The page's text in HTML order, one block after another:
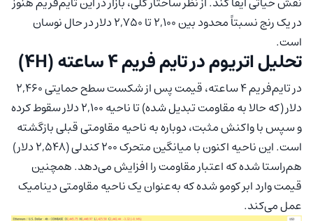
در یک رنج نسبتاً محدود بین ۲,۱۰۰ تا ۲,۷۵۰ دلار در حال نوسان
است.
تحلیل اتریوم در تایم فریم ۴ ساعته (4H)
در تایم‌فریم ۴ ساعته، قیمت پس از شکست سطح حمایتی ۲,۴۶۰
دلار (که حالا به مقاومت تبدیل شده) تا ناحیه ۲,۱۰۰ دلار سقوط کرده
و سپس با واکنش مثبت، دوباره به ناحیه مقاومتی قبلی بازگشته
است. این ناحیه اکنون با میانگین متحرک ۲۰۰ کندلی (۲,۵۴۸ دلار)
هم‌راستا شده که اعتبار مقاومت را افزایش می‌دهد. همچنین
قیمت وارد ابر کومو شده که به‌عنوان یک ناحیه مقاومتی دینامیک
عمل می‌کند.